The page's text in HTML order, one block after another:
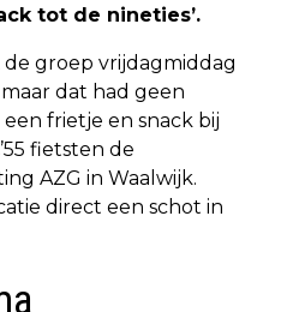
tot de nineties’.
groep vrijdagmiddag
dat had geen
frietje en snack bij
fietsten de
AZG in Waalwijk.
direct een schot in